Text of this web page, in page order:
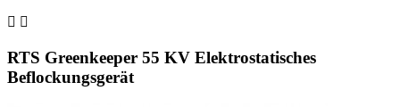
 
RTS Greenkeeper 55 KV Elektrostatisches
Beflockungsgerät